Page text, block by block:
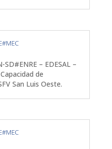
SD#ENRE – EDESAL –
de
San Luis Oeste.